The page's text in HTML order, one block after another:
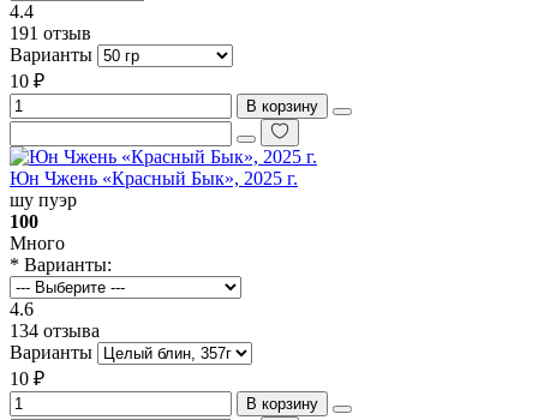
4.4
191 отзыв
Варианты
10 ₽
В корзину
Юн Чжень «‎Красный Бык», 2025 г.
шу пуэр
100
Много
* Варианты:
4.6
134 отзыва
Варианты
10 ₽
В корзину